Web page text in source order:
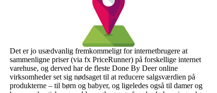
Det er jo usædvanlig fremkommeligt for internetbrugere at
sammenligne priser (via fx PriceRunner) på forskellige internet
varehuse, og derved har de fleste Done By Deer online
virksomheder set sig nødsaget til at reducere salgsværdien på
produkterne – til børn og babyer, og ligeledes også til damer og